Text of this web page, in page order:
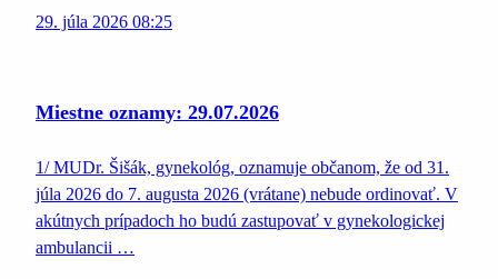
29. júla 2026 08:25
Miestne oznamy: 29.07.2026
1/ MUDr. Šišák, gynekológ, oznamuje občanom, že od 31.
júla 2026 do 7. augusta 2026 (vrátane) nebude ordinovať. V
akútnych prípadoch ho budú zastupovať v gynekologickej
ambulancii …